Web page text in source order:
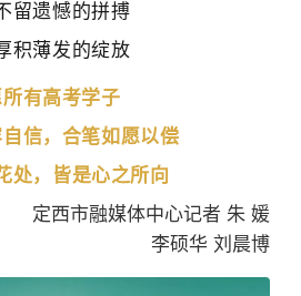
留遗憾的拼搏
积薄发的绽放
所有高考学子
信，合笔如愿以偿
处，皆是心之所向
定西市融媒体中心记者 朱 媛
李硕华 刘晨博